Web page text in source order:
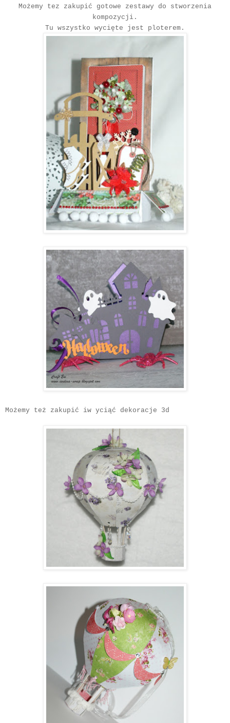
Możemy tez zakupić gotowe zestawy do stworzenia
kompozycji.
Tu wszystko wycięte jest ploterem.
Możemy też zakupić iw yciąć dekoracje 3d